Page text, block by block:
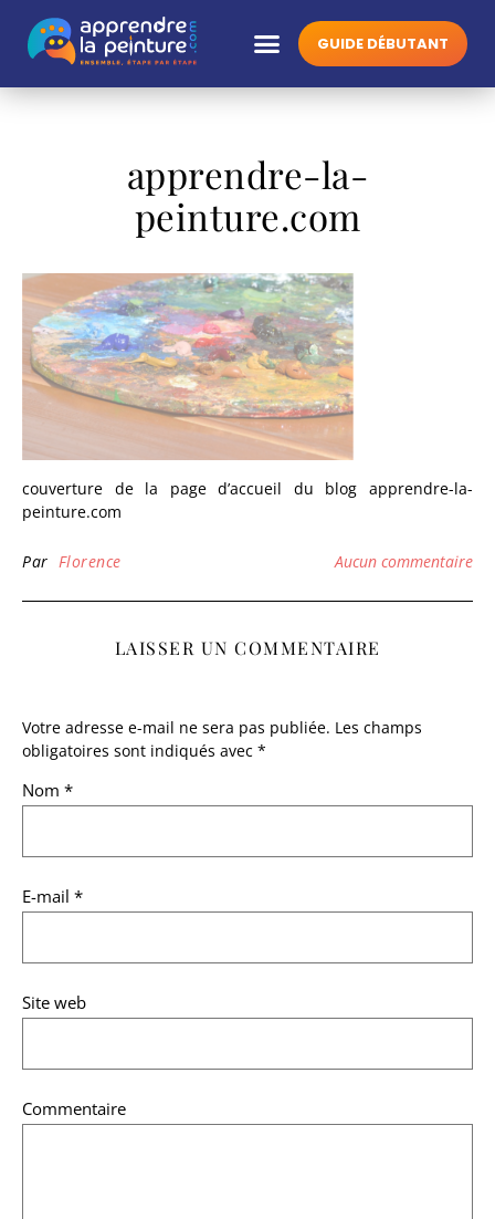
GUIDE DÉBUTANT
apprendre-la-
peinture.com
couverture de la page d’accueil du blog apprendre-la-
peinture.com
Par Florence Aucun commentaire
LAISSER UN COMMENTAIRE
Votre adresse e-mail ne sera pas publiée. Les champs
obligatoires sont indiqués avec *
Nom *
E-mail *
Site web
Commentaire